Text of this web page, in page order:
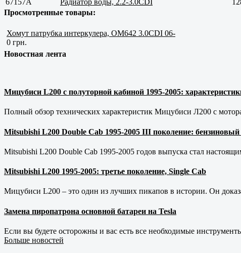
Просмотренные товары:
Хомут патрубка интеркулера, OM642 3.0CDI 06-
0 грн.
Новостная лента
Мицубиси L200 с полуторной кабиной 1995-2005:
Полный обзор технических характеристик Мицубиси Л200 с
Mitsubishi L200 Double Cab 1995-2005 III поколение:
Mitsubishi L200 Double Cab 1995-2005 годов выпуска стал
Mitsubishi L200 1995-2005: третье поколение, Single Cab
Мицубиси L200 – это один из лучших пикапов в истории. Он
Замена пиропатрона основной батареи на Tesla
Если вы будете осторожны и вас есть все необходимые
Больше новостей